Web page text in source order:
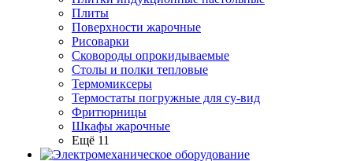
Плиты
Поверхности жарочные
Рисоварки
Сковороды опрокидываемые
Столы и полки тепловые
Термомиксеры
Термостаты погружные для су-вид
Фритюрницы
Шкафы жарочные
Ещё 11